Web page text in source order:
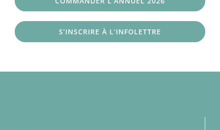
S’INSCRIRE À L’INFOLETTRE